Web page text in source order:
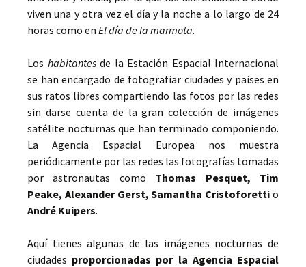
viven una y otra vez el día y la noche a lo largo de 24
horas como en El día de la marmota.
Los habitantesde la Estación Espacial Internacional
se han encargado de fotografiar ciudades y paises en
sus ratos libres compartiendo las fotos por las redes
sin darse cuenta de la gran colección de imágenes
satélite nocturnas que han terminado componiendo.
La Agencia Espacial Europea nos muestra
periódicamente por las redes las fotografías tomadas
por astronautas como Thomas Pesquet, Tim
Peake, Alexander Gerst, Samantha Cristoforetti o
André Kuipers.
Aquí tienes algunas de las imágenes nocturnas de
ciudades proporcionadas por la Agencia Espacial